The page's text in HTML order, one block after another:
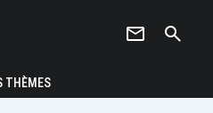
newsletter search
THÈMES